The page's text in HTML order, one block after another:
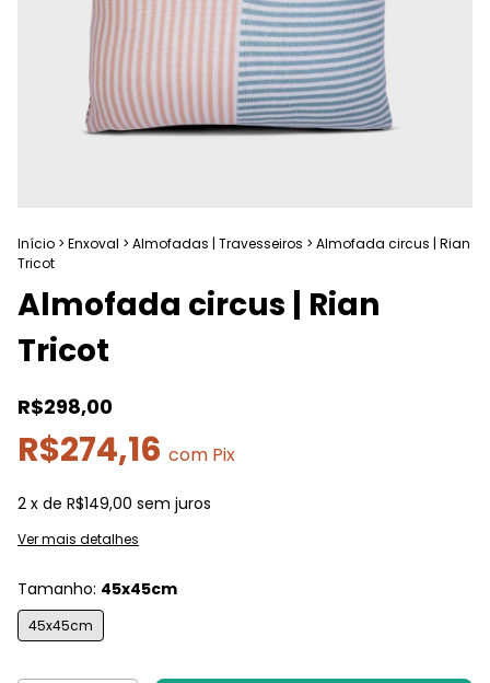
Início > Enxoval > Almofadas | Travesseiros > Almofada circus | Rian
Tricot
Almofada circus | Rian
Tricot
R$298,00
R$274,16 com Pix
2 x de R$149,00 sem juros
Ver mais detalhes
Tamanho: 45x45cm
45x45cm